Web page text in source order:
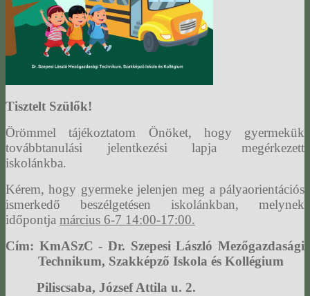
Tisztelt Szülők!
Örömmel tájékoztatom Önöket, hogy gyermekük
továbbtanulási jelentkezési lapja megérkezett
iskolánkba.
Kérem, hogy gyermeke jelenjen meg a pályaorientációs
ismerkedő beszélgetésen iskolánkban, melynek
időpontja március 6-7 14:00-17:00.
Cím: KmASzC - Dr. Szepesi László Mezőgazdasági
Technikum, Szakképző Iskola és Kollégium
Piliscsaba, József Attila u. 2.